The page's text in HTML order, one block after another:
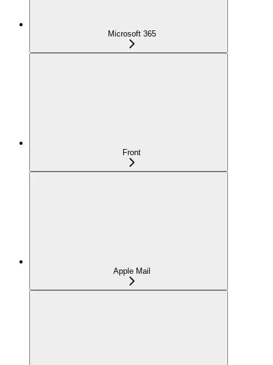
Microsoft 365
Front
Apple Mail